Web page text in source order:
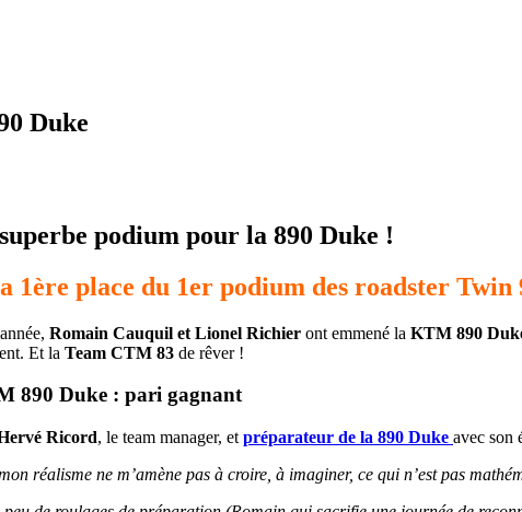
Duke
podium pour la 890 Duke !
1ère place du 1er podium des roadster Twin
Romain Cauquil et Lionel Richier ont emmené la KTM 890
Et la Team CTM 83 de rêver !
890 Duke : pari gagnant
Ricord, le team manager, et préparateur de la 890 Duke avec son
réalisme ne m’amène pas à croire, à imaginer, ce qui n’est pas